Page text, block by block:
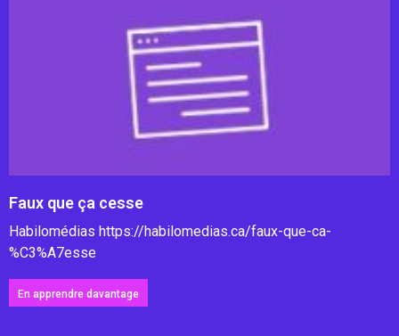
Faux que ça cesse
Habilomédias https://habilomedias.ca/faux-que-ca-
%C3%A7esse
En apprendre davantage